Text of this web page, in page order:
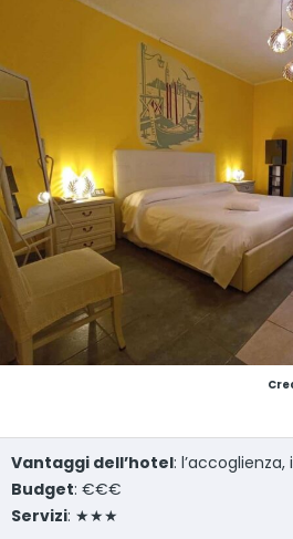
Vantaggi dell’hotel:
Budget: €€€
Servizi: ★★★